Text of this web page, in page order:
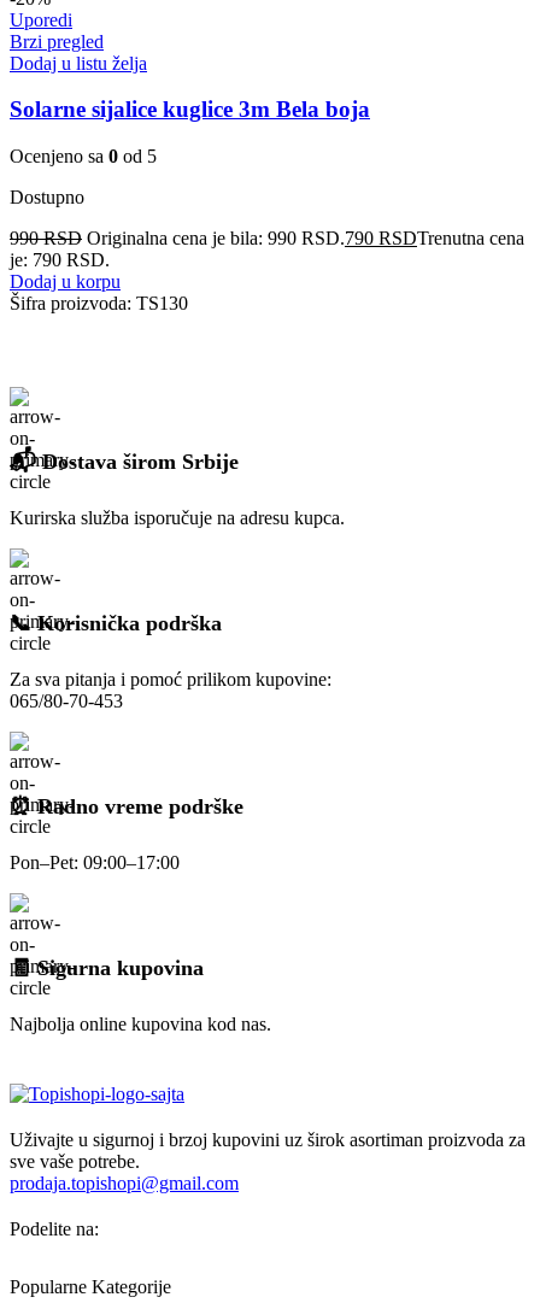
Uporedi
Brzi pregled
Dodaj u listu želja
Solarne sijalice kuglice 3m Bela boja
Ocenjeno sa 0 od 5
Dostupno
990RSD Originalna cena je bila: 990 RSD.790 RSDTrenutna cena
je: 790 RSD.
Dodaj u korpu
Šifra proizvoda: TS130
📬 Dostava širom Srbije
Kurirska služba isporučuje na adresu kupca.
📞 Korisnička podrška
Za sva pitanja i pomoć prilikom kupovine:
065/80-70-453
⏰ Radno vreme podrške
Pon–Pet: 09:00–17:00
🧾 Sigurna kupovina
Najbolja online kupovina kod nas.
Uživajte u sigurnoj i brzoj kupovini uz širok asortiman proizvoda za
sve vaše potrebe.
prodaja.topishopi@gmail.com
Podelite na:
Popularne Kategorije